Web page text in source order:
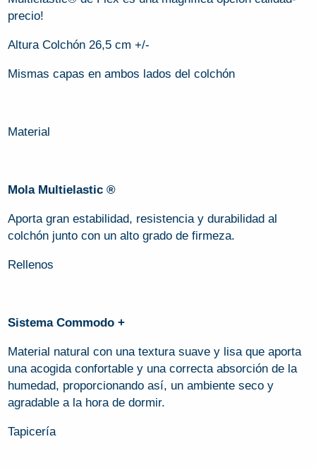
precio!
Altura Colchón 26,5 cm +/-
Mismas capas en ambos lados del colchón
Material
Mola Multielastic ®
Aporta gran estabilidad, resistencia y durabilidad al
colchón junto con un alto grado de firmeza.
Rellenos
Sistema Commodo +
Material natural con una textura suave y lisa que aporta
una acogida confortable y una correcta absorción de la
humedad, proporcionando así, un ambiente seco y
agradable a la hora de dormir.
Tapicería